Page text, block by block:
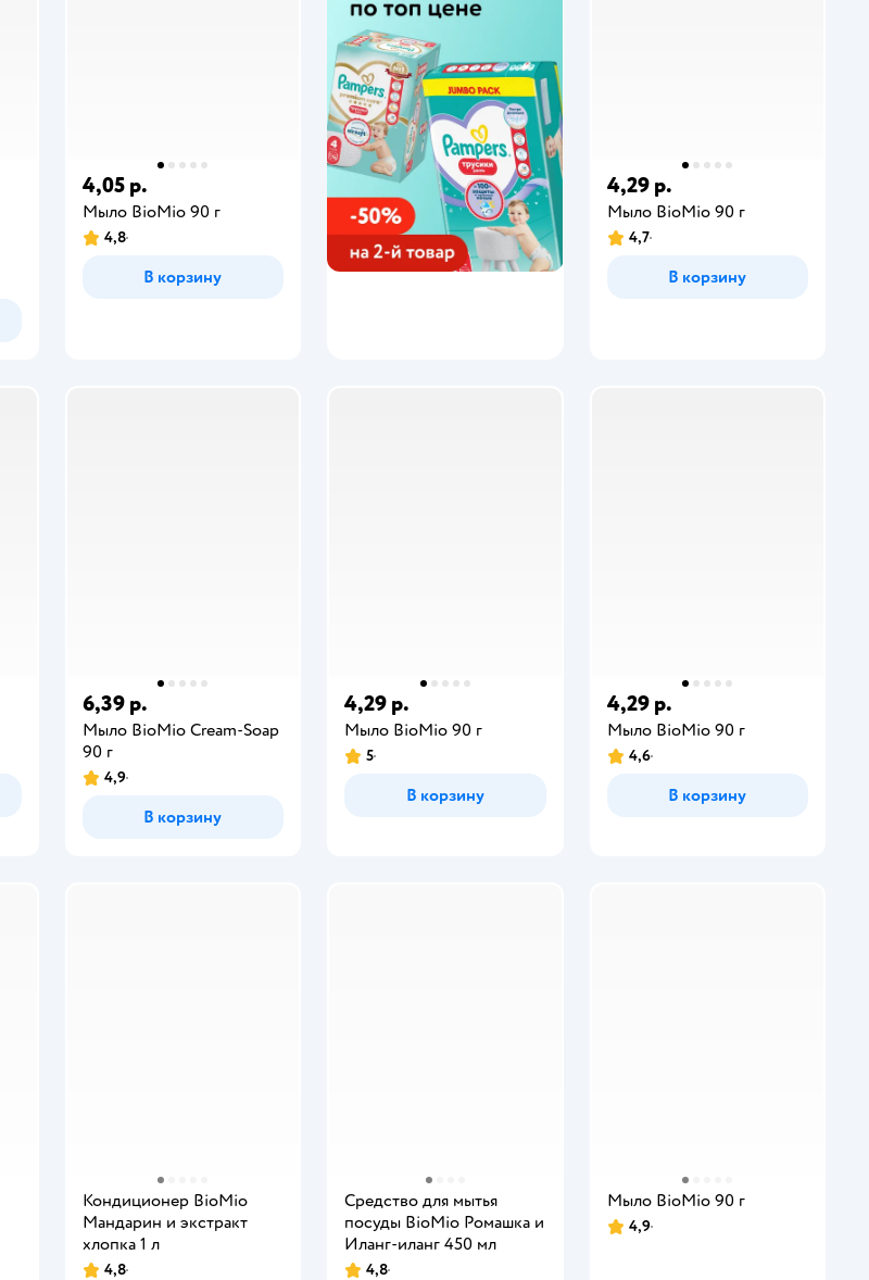
4,05 р.
Мыло BioMio 90 г
4,8
В корзину
4,29 р.
Мыло BioMio 90 г
4,7
В корзину
6,39 р.
Мыло BioMio Cream-Soap
90 г
4,9
В корзину
4,29 р.
Мыло BioMio 90 г
5
В корзину
4,29 р.
Мыло BioMio 90 г
4,6
В корзину
Кондиционер BioMio
Мандарин и экстракт
хлопка 1 л
4,8
Средство для мытья
посуды BioMio Ромашка и
Иланг-иланг 450 мл
4,8
Мыло BioMio 90 г
4,9